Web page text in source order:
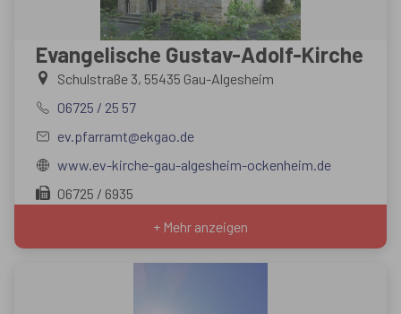
Evangelische Gustav-Adolf-Kirche
Schulstraße 3, 55435 Gau-Algesheim
06725 / 25 57
ev.pfarramt@ekgao.de
www.ev-kirche-gau-algesheim-ockenheim.de
06725 / 6935
+ Mehr anzeigen